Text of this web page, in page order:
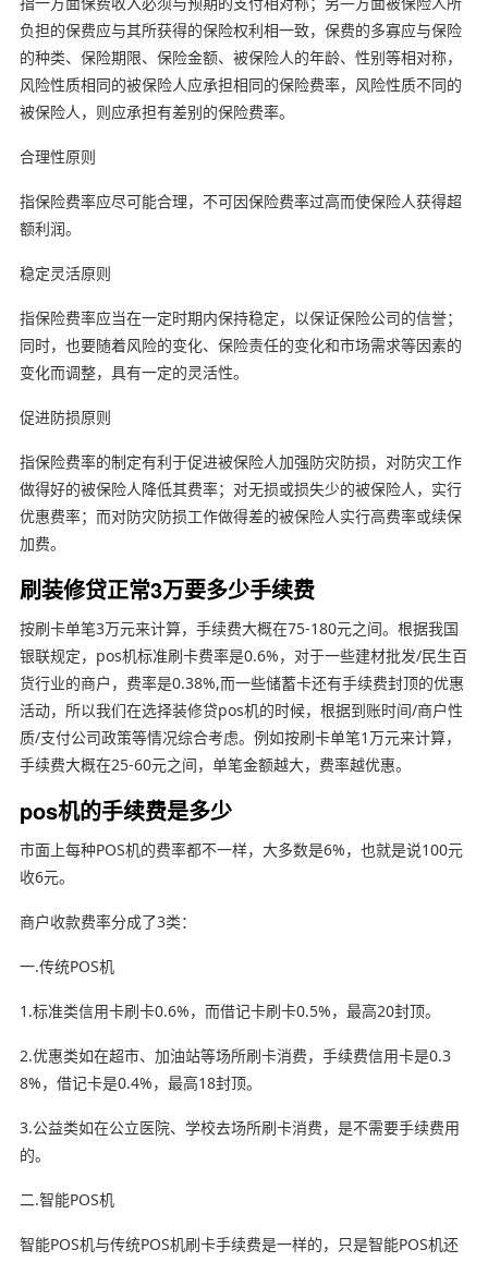
负担的保费应与其所获得的保险权利相一致，保费的多寡应与保险
的种类、保险期限、保险金额、被保险人的年龄、性别等相对称，
风险性质相同的被保险人应承担相同的保险费率，风险性质不同的
被保险人，则应承担有差别的保险费率。
合理性原则
指保险费率应尽可能合理，不可因保险费率过高而使保险人获得超
额利润。
稳定灵活原则
指保险费率应当在一定时期内保持稳定，以保证保险公司的信誉；
同时，也要随着风险的变化、保险责任的变化和市场需求等因素的
变化而调整，具有一定的灵活性。
促进防损原则
指保险费率的制定有利于促进被保险人加强防灾防损，对防灾工作
做得好的被保险人降低其费率；对无损或损失少的被保险人，实行
优惠费率；而对防灾防损工作做得差的被保险人实行高费率或续保
加费。
刷装修贷正常3万要多少手续费
按刷卡单笔3万元来计算，手续费大概在75-180元之间。根据我国
银联规定，pos机标准刷卡费率是0.6%，对于一些建材批发/民生百
货行业的商户，费率是0.38%,而一些储蓄卡还有手续费封顶的优惠
活动，所以我们在选择装修贷pos机的时候，根据到账时间/商户性
质/支付公司政策等情况综合考虑。例如按刷卡单笔1万元来计算，
手续费大概在25-60元之间，单笔金额越大，费率越优惠。
pos机的手续费是多少
市面上每种POS机的费率都不一样，大多数是6%，也就是说100元
收6元。
商户收款费率分成了3类：
一.传统POS机
1.标准类信用卡刷卡0.6%，而借记卡刷卡0.5%，最高20封顶。
2.优惠类如在超市、加油站等场所刷卡消费，手续费信用卡是0.3
8%，借记卡是0.4%，最高18封顶。
3.公益类如在公立医院、学校去场所刷卡消费，是不需要手续费用
的。
二.智能POS机
智能POS机与传统POS机刷卡手续费是一样的，只是智能POS机还